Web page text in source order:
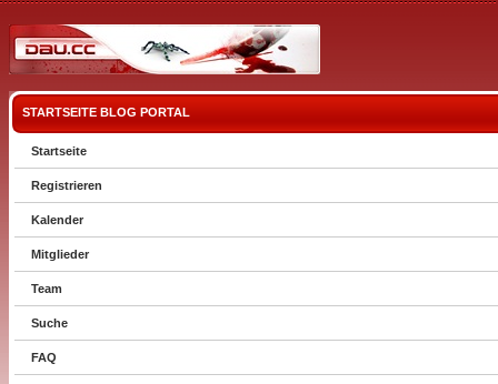
STARTSEITE BLOG PORTAL
Startseite
Registrieren
Kalender
Mitglieder
Team
Suche
FAQ